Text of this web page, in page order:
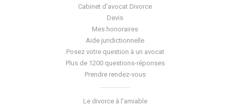
Cabinet d'avocat Divorce
Devis
Mes honoraires
Aide juridictionnelle
Posez votre question à un avocat
Plus de 1200 questions-réponses
Prendre rendez-vous
Le divorce à l'amiable